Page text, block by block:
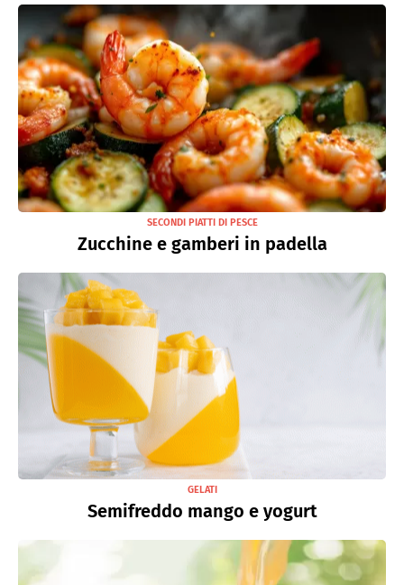
SECONDI PIATTI DI PESCE
Zucchine e gamberi in padella
GELATI
Semifreddo mango e yogurt